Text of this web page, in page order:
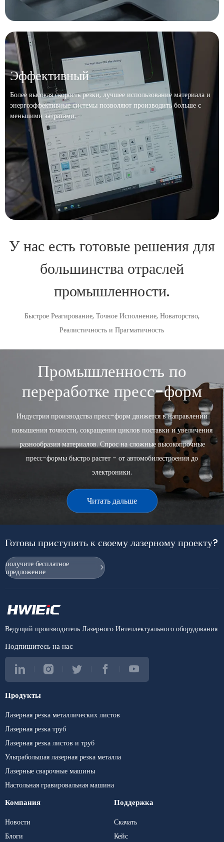
Эффективный
Более высокая скорость резки, лучшее использование материала и
энергоэффективные системы позволяют производить больше с
меньшими затратами.
У нас есть готовые решения для
большинства отраслей
промышленности.
Быстрое Реагирование, Точное Исполнение, Новаторство,
Реалистичность и Прагматичность
Промышленность по
переработке пресс-форм
Индустрия производства пресс-форм движется в направлении
повышения точности, сокращения циклов поставки и увеличения
разнообразия материалов. Спрос на сложные высокопрочные
пресс-формы быстро растет - от автомобилестроения до
электроники.
Читать дальше
Аэрокосмические/Военные
Аксессуары
Сектор аэрокосмической и оборонной промышленности требует
качества для критически важных компонентов.
Читать дальше
Сантехника Для кухни и
Ванной комнаты /
Холодильная
промышленность HVAC
По мере роста мирового спроса на более умные жилые
помещения и энергоэффективные системы производство
Готовы приступить к своему лазерному проекту?
получите бесплатное
предложение
Ведущий производитель Лазерного Интеллектуального оборудования
Подпишитесь на нас
Продукты
Лазерная резка металлических листов
Лазерная резка труб
Лазерная резка листов и труб
Ультрабольшая лазерная резка металла
Лазерные сварочные машины
Настольная гравировальная машина
Компания
Новости
Блоги
Поддержка
Скачать
Кейс